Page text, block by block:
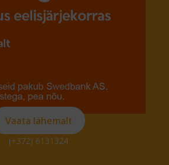
Vaata lähemalt
(+372) 6131324